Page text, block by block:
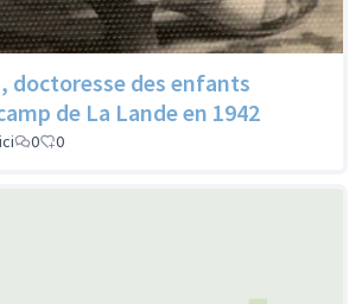
doctoresse des enfants
de La Lande en 1942
0 0